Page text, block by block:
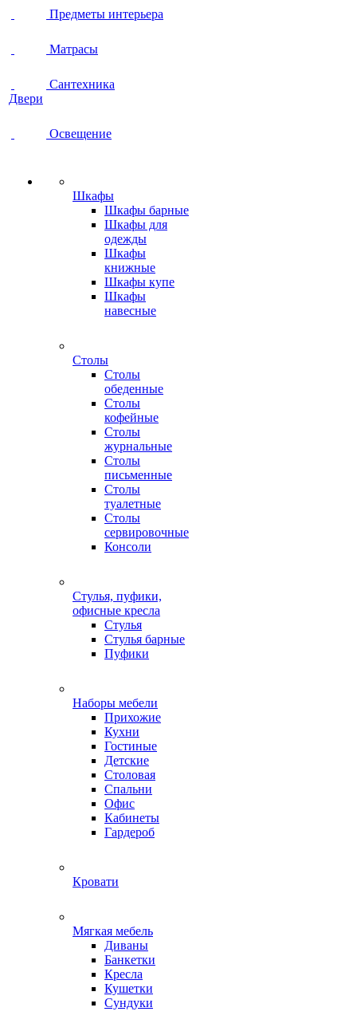
Предметы интерьера
Матрасы
Сантехника
Двери
Освещение
Шкафы
Шкафы барные
Шкафы для
одежды
Шкафы
книжные
Шкафы купе
Шкафы
навесные
Столы
Столы
обеденные
Столы
кофейные
Столы
журнальные
Столы
письменные
Столы
туалетные
Столы
сервировочные
Консоли
Стулья, пуфики,
офисные кресла
Стулья
Стулья барные
Пуфики
Наборы мебели
Прихожие
Кухни
Гостиные
Детские
Столовая
Спальни
Офис
Кабинеты
Гардероб
Кровати
Мягкая мебель
Диваны
Банкетки
Кресла
Кушетки
Сундуки